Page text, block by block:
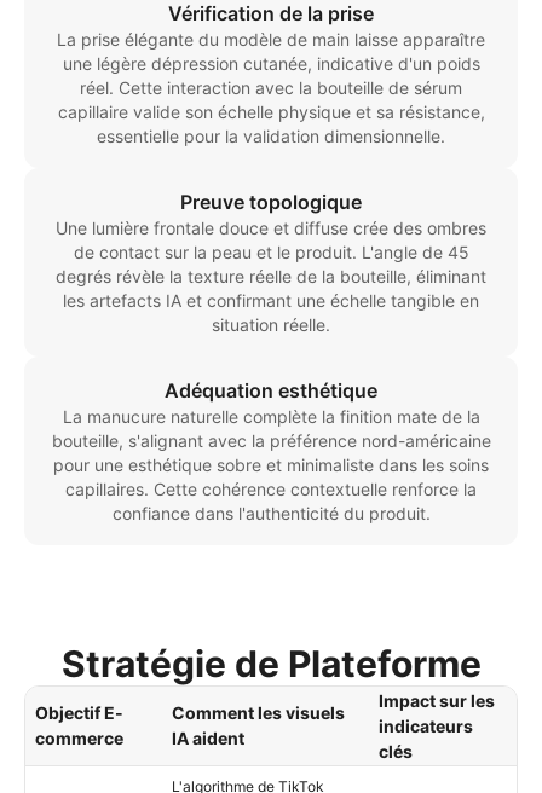
Vérification de la prise
La prise élégante du modèle de main laisse apparaître
une légère dépression cutanée, indicative d'un poids
réel. Cette interaction avec la bouteille de sérum
capillaire valide son échelle physique et sa résistance,
essentielle pour la validation dimensionnelle.
Preuve topologique
Une lumière frontale douce et diffuse crée des ombres
de contact sur la peau et le produit. L'angle de 45
degrés révèle la texture réelle de la bouteille, éliminant
les artefacts IA et confirmant une échelle tangible en
situation réelle.
Adéquation esthétique
La manucure naturelle complète la finition mate de la
bouteille, s'alignant avec la préférence nord-américaine
pour une esthétique sobre et minimaliste dans les soins
capillaires. Cette cohérence contextuelle renforce la
confiance dans l'authenticité du produit.
Stratégie de Plateforme
Objectif E-
commerce
Comment les visuels
IA aident
Impact sur les
indicateurs
clés
L'algorithme de TikTok